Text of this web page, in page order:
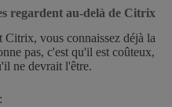
regardent au-delà de Citrix
Citrix, vous connaissez déjà la
pas, c'est qu'il est coûteux,
ne devrait l'être.